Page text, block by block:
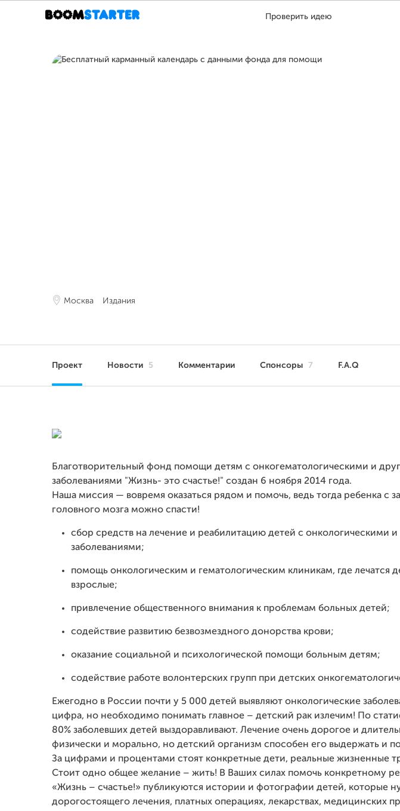
Проверить идею
Москва Издания
Проект Новости 5 Комментарии Спонсоры 7 F.A.Q
Благотворительный фонд помощи детям с онкогематологическими и
заболеваниями "Жизнь- это счастье!" создан 6 ноября 2014 года.
Наша миссия — вовремя оказаться рядом и помочь, ведь тогда ребенка с
головного мозга можно спасти!
сбор средств на лечение и реабилитацию детей с онкологическими
заболеваниями;
помощь онкологическим и гематологическим клиникам, где лечатся
взрослые;
привлечение общественного внимания к проблемам больных детей;
содействие развитию безвозмездного донорства крови;
оказание социальной и психологической помощи больным детям;
содействие работе волонтерских групп при детских
Ежегодно в России почти у 5 000 детей выявляют онкологические
цифра, но необходимо понимать главное – детский рак излечим! По
80% заболевших детей выздоравливают. Лечение очень дорогое и
физически и морально, но детский организм способен его выдержать и
За цифрами и процентами стоят конкретные дети, реальные жизненные
Стоит одно общее желание – жить! В Ваших силах помочь конкретному
«Жизнь – счастье!» публикуются истории и фотографии детей, которые
дорогостоящего лечения, платных операциях, лекарствах, медицинских